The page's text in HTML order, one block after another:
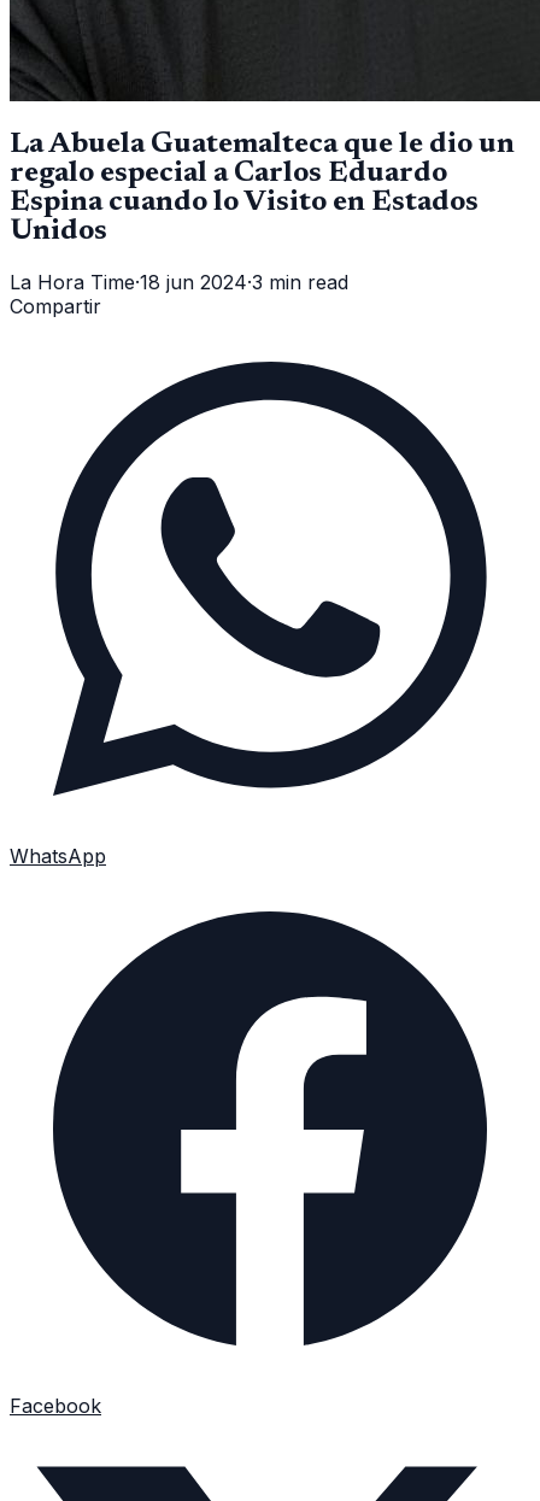
La Abuela Guatemalteca que le dio un
regalo especial a Carlos Eduardo
Espina cuando lo Visito en Estados
Unidos
La Hora Time·18 jun 2024·3 min read
Compartir
WhatsApp
Facebook